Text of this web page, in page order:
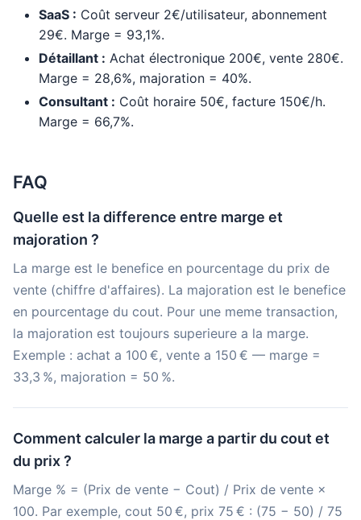
SaaS : Coût serveur 2€/utilisateur, abonnement
29€. Marge = 93,1%.
Détaillant : Achat électronique 200€, vente 280€.
Marge = 28,6%, majoration = 40%.
Consultant : Coût horaire 50€, facture 150€/h.
Marge = 66,7%.
FAQ
Quelle est la difference entre marge et
majoration ?
La marge est le benefice en pourcentage du prix de
vente (chiffre d'affaires). La majoration est le benefice
en pourcentage du cout. Pour une meme transaction,
la majoration est toujours superieure a la marge.
Exemple : achat a 100 €, vente a 150 € — marge =
33,3 %, majoration = 50 %.
Comment calculer la marge a partir du cout et
du prix ?
Marge % = (Prix de vente − Cout) / Prix de vente ×
100. Par exemple, cout 50 €, prix 75 € : (75 − 50) / 75